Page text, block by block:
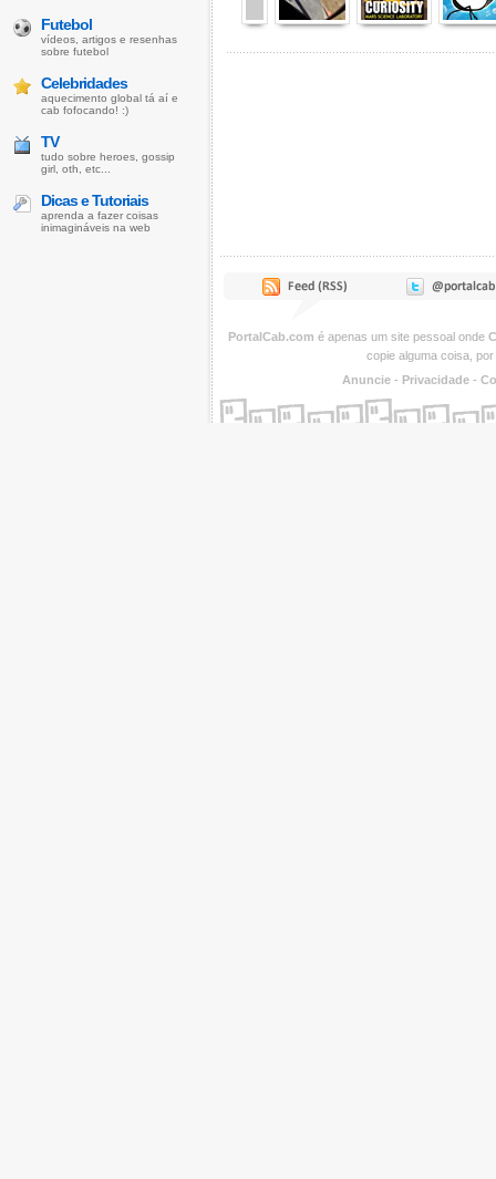
Futebol
vídeos, artigos e resenhas
sobre futebol
Celebridades
aquecimento global tá aí e
cab fofocando! :)
TV
tudo sobre heroes, gossip
girl, oth, etc...
Dicas e Tutoriais
aprenda a fazer coisas
inimagináveis na web
PortalCab.com é apenas um site pessoal onde
copie alguma coisa,
Anuncie - Privacidade -